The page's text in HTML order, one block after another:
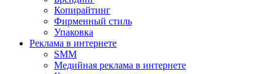
Копирайтинг
Фирменный стиль
Упаковка
Реклама в интернете
SMM
Медийная реклама в интернете